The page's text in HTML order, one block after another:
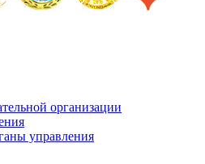
организации
управления